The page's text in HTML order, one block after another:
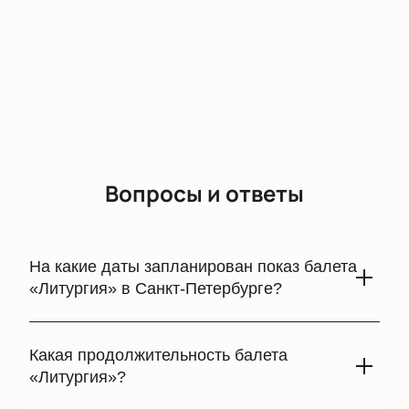
Вопросы и ответы
На какие даты запланирован показ балета
«Литургия» в Санкт-Петербурге?
2024 года. Эти даты будут важными для любителей
балета, так как постановка станет частью фестиваля
Дягилева, который проходит в Санкт-Петербурге и
Какая продолжительность балета
«Литургия»?